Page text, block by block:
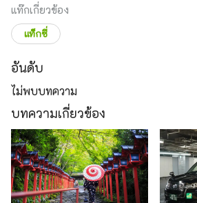
แท๊กเกี่ยวข้อง
แท็กซี่
อันดับ
ไม่พบบทความ
บทความเกี่ยวข้อง